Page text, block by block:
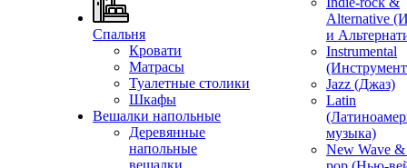
Спальня
Кровати
Матрасы
Туалетные столики
Шкафы
Вешалки напольные
Деревянные
напольные
вешалки
Alternative
и
Instrumental
Jazz (Джаз)
Latin
музыка)
New Wave